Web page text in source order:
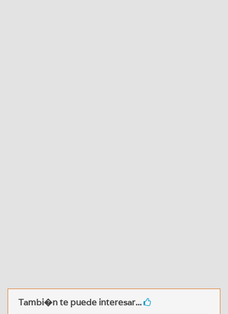
Tambi�n te puede interesar...